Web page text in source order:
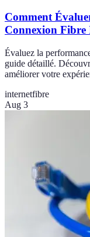
Comment
Connexion Fibre
Évaluez la
guide détaillé.
améliorer votre
internetfibre
Aug 3